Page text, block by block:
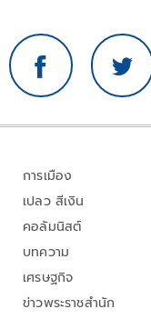
การเมือง
เปลว สีเงิน
คอลัมนิสต์
บทความ
เศรษฐกิจ
ข่าวพระราชสำนัก